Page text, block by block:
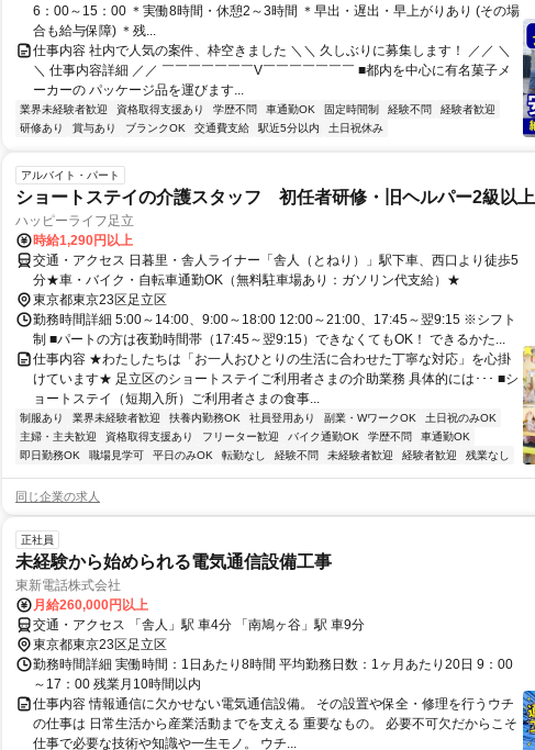
6：00～15：00 ＊実働8時間・休憩2～3時間 ＊早出・遅出・早上がりあり (その場
合も給与保障) ＊残...
仕事内容 社内で人気の案件、枠空きました ＼＼ 久しぶりに募集します！ ／／ ＼
＼ 仕事内容詳細 ／／ ￣￣￣￣￣￣￣V￣￣￣￣￣￣￣ ■都内を中心に有名菓子メ
ーカーの パッケージ品を運びます...
業界未経験者歓迎 資格取得支援あり 学歴不問 車通勤OK 固定時間制 経験不問
経験者歓迎
研修あり
賞与あり ブランクOK 交通費支給 駅近5分以内 土日祝休み
アルバイト・パート
ショートステイの介護スタッフ 初任者研修・旧ヘルパー2級以上
ハッピーライフ足立
時給1,290円以上
交通・アクセス 日暮里・舎人ライナー「舎人（とねり）」駅下車、西口より徒歩5
分★車・バイク・自転車通勤OK（無料駐車場あり：ガソリン代支給）★
東京都東京23区足立区
勤務時間詳細 5:00～14:00、9:00～18:00 12:00～21:00、17:45～翌9:15 ※シフト
制 ■パートの方は夜勤時間帯（17:45～翌9:15）できなくてもOK！ できるかた...
仕事内容 ★わたしたちは「お一人おひとりの生活に合わせた丁寧な対応」を心掛
けています★ 足立区のショートステイご利用者さまの介助業務 具体的には･･･ ■シ
ョートステイ（短期入所）ご利用者さまの食事...
制服あり 業界未経験者歓迎 扶養内勤務OK 社員登用あり 副業・WワークOK
土日祝のみOK
主婦・主夫歓迎
資格取得支援あり フリーター歓迎 バイク通勤OK 学歴不問
車通勤OK
即日勤務OK
職場見学可 平日のみOK 転勤なし 経験不問 未経験者歓迎 経験者歓迎 残業なし
同じ企業の求人
正社員
未経験から始められる電気通信設備工事
東新電話株式会社
月給260,000円以上
交通・アクセス 「舎人」駅 車4分 「南鳩ヶ谷」駅 車9分
東京都東京23区足立区
勤務時間詳細 実働時間：1日あたり8時間 平均勤務日数：1ヶ月あたり20日 9：00
～17：00 残業月10時間以内
仕事内容 情報通信に欠かせない電気通信設備。 その設置や保全・修理を行うウチ
の仕事は 日常生活から産業活動までを支える 重要なもの。 必要不可欠だからこそ
仕事で必要な技術や知識や一生モノ。 ウチ...